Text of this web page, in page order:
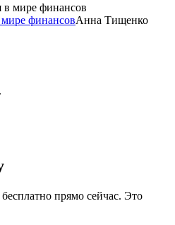
финансовАнна Тищенко
прямо сейчас. Это